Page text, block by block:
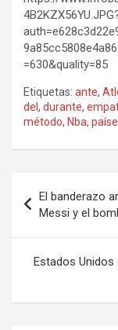
=630&quality=85
Etiquetas: ante,
del , durante,
método, Nba,
de
entradas
El banderazo
Messi y el
Estados Unidos